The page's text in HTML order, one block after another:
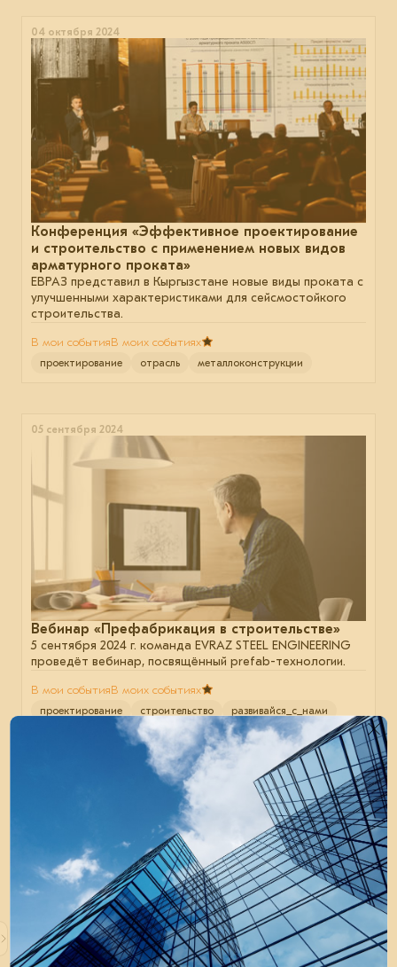
04 октября 2024
Конференция «Эффективное проектирование
и строительство с применением новых видов
арматурного проката»
ЕВРАЗ представил в Кыргызстане новые виды проката с
улучшенными характеристиками для сейсмостойкого
строительства.
В мои событияВ моих событиях
проектирование отрасль металлоконструкции
05 сентября 2024
Вебинар «Префабрикация в строительстве»
5 сентября 2024 г. команда EVRAZ STEEL ENGINEERING
проведёт вебинар, посвящённый prefab-технологии.
В мои событияВ моих событиях
проектирование строительство развивайся_с_нами